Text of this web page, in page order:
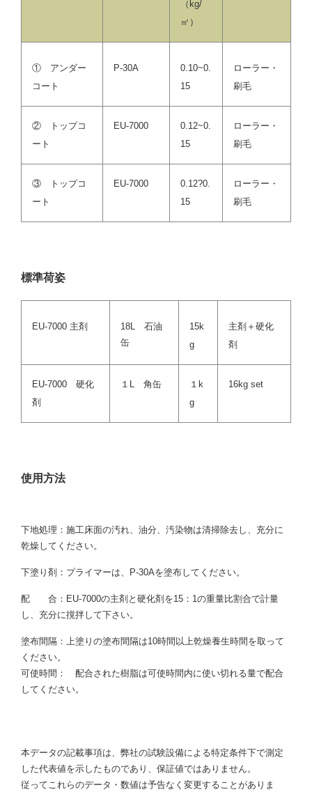
（kg/
㎡）
① アンダー
コート
P-30A
0.10~0.
15
ローラー・
刷毛
② トップコ
ート
EU-7000
0.12~0.
15
ローラー・
刷毛
③ トップコ
ート
EU-7000
0.12?0.
15
ローラー・
刷毛
標準荷姿
EU-7000 主剤
18L 石油
缶
15k
g
主剤＋硬化
剤
EU-7000 硬化
剤
１L 角缶
１k
g
16kg set
使用方法
下地処理：施工床面の汚れ、油分、汚染物は清掃除去し、充分に
乾燥してください。
下塗り剤：プライマーは、P-30Aを塗布してください。
配 合：EU-7000の主剤と硬化剤を15：1の重量比割合で計量
し、充分に撹拌して下さい。
塗布間隔：上塗りの塗布間隔は10時間以上乾燥養生時間を取って
ください。
可使時間： 配合された樹脂は可使時間内に使い切れる量で配合
してください。
本データの記載事項は、弊社の試験設備による特定条件下で測定
した代表値を示したものであり、保証値ではありません。
従ってこれらのデータ・数値は予告なく変更することがありま